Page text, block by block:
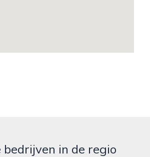
bedrijven in de regio